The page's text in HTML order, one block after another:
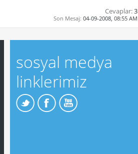
Cevaplar:3
Son Mesaj: 04-09-2008, 08:55 AM
sosyal medya
linklerimiz